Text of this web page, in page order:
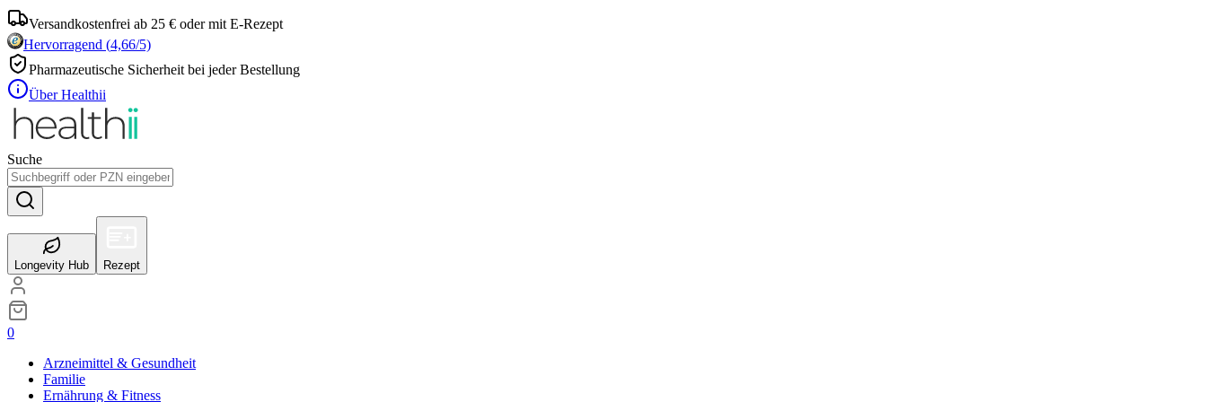
Versandkostenfrei ab 25 € oder mit E-Rezept
Hervorragend (4,66/5)
Pharmazeutische Sicherheit bei jeder Bestellung
Über Healthii
Suche
Longevity Hub Rezept
0
Arzneimittel & Gesundheit
Familie
Ernährung & Fitness